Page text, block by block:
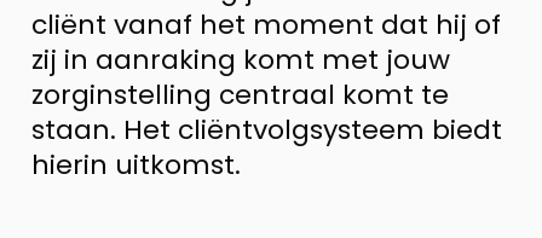
cliënt vanaf het moment dat hij of
zij in aanraking komt met jouw
zorginstelling centraal komt te
staan. Het cliëntvolgsysteem biedt
hierin uitkomst.